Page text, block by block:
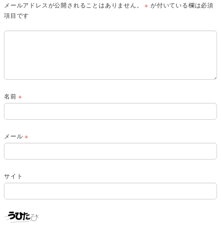
メールアドレスが公開されることはありません。 ※ が付いている欄は必須
項目です
名前※
メール※
サイト